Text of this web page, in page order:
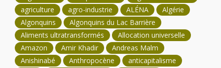
agriculture
agro-industrie ALÉNA
Algérie
Algonquins
Algonquins du Lac Barrière
Aliments ultratransformés
Allocation universelle
Amazon
Amir Khadir
Andreas Malm
Anishinabé
Anthropocène
anticapitalisme